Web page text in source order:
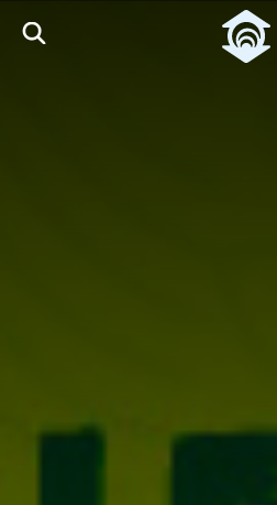
Pular para o Conteúdo principal